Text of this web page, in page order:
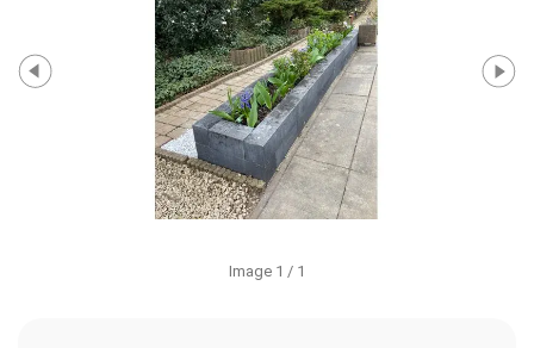
Image 1 / 1